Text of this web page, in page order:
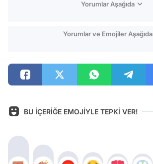
Yorumlar Aşağıda
Yorumlar ve Emojiler Aşağıda
BU İÇERİĞE EMOJİYLE TEPKİ VER!